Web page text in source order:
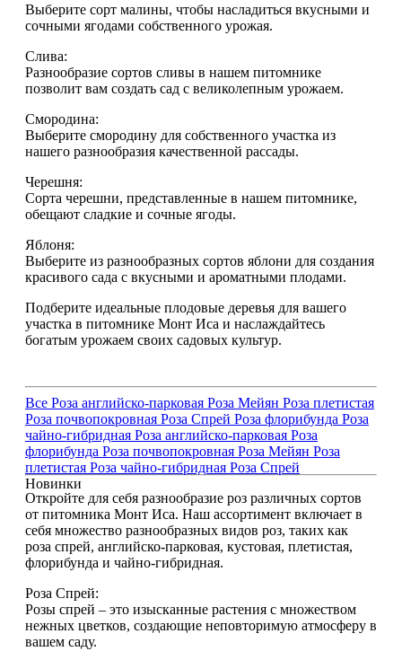
Выберите сорт малины, чтобы насладиться вкусными и
сочными ягодами собственного урожая.
Слива:
Разнообразие сортов сливы в нашем питомнике
позволит вам создать сад с великолепным урожаем.
Смородина:
Выберите смородину для собственного участка из
нашего разнообразия качественной рассады.
Черешня:
Сорта черешни, представленные в нашем питомнике,
обещают сладкие и сочные ягоды.
Яблоня:
Выберите из разнообразных сортов яблони для создания
красивого сада с вкусными и ароматными плодами.
Подберите идеальные плодовые деревья для вашего
участка в питомнике Монт Иса и наслаждайтесь
богатым урожаем своих садовых культур.
Все Роза английско-парковая Роза Мейян Роза плетистая
Роза почвопокровная Роза Спрей Роза флорибунда Роза
чайно-гибридная Роза английско-парковая Роза
флорибунда Роза почвопокровная Роза Мейян Роза
плетистая Роза чайно-гибридная Роза Спрей
Новинки
Откройте для себя разнообразие роз различных сортов
от питомника Монт Иса. Наш ассортимент включает в
себя множество разнообразных видов роз, таких как
роза спрей, английско-парковая, кустовая, плетистая,
флорибунда и чайно-гибридная.
Роза Спрей:
Розы спрей – это изысканные растения с множеством
нежных цветков, создающие неповторимую атмосферу в
вашем саду.